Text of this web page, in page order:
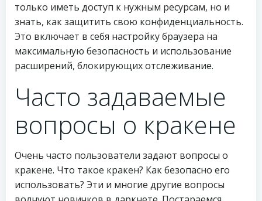
только иметь доступ к нужным ресурсам, но и
знать, как защитить свою конфиденциальность.
Это включает в себя настройку браузера на
максимальную безопасность и использование
расширений, блокирующих отслеживание.
Часто задаваемые
вопросы о кракене
Очень часто пользователи задают вопросы о
кракене. Что такое кракен? Как безопасно его
использовать? Эти и многие другие вопросы